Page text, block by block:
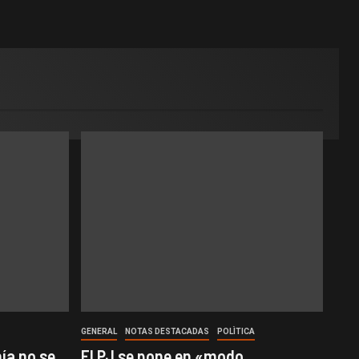
GENERAL NOTAS DESTACADAS POLÌTICA